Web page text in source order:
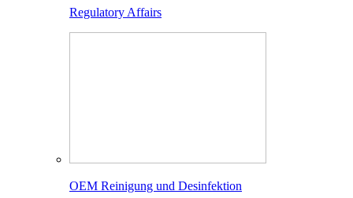
Regulatory Affairs
OEM Reinigung und Desinfektion